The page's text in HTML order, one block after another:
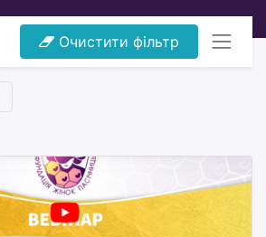
Очистити фільтр